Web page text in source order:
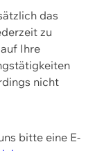
das
zu
Ihre
nicht
bitte eine E-